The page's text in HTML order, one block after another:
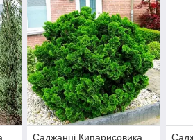
Саджанці Кипарисовика